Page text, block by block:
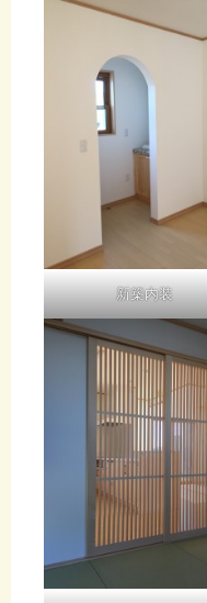
新築内装